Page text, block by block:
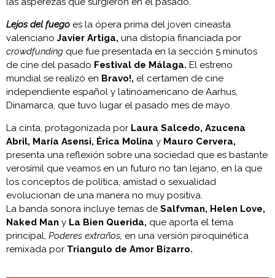
Lejos del fuego es la ópera prima del joven cineasta
valenciano Javier Artiga, una distopía financiada por
crowdfunding que fue presentada en la sección 5 minutos
de cine del pasado Festival de Málaga. El estreno
mundial se realizó en Bravo!, el certamen de cine
independiente español y latinoamericano de Aarhus,
Dinamarca, que tuvo lugar el pasado mes de mayo.
La cinta, protagonizada por Laura Salcedo, Azucena
Abril, María Asensi, Érica Molina y Mauro Cervera,
presenta una reflexión sobre una sociedad que es bastante
verosímil que veamos en un futuro no tan lejano, en la que
los conceptos de política, amistad o sexualidad
evolucionan de una manera no muy positiva.
La banda sonora incluye temas de Salfvman, Helen Love,
Naked Man y La Bien Querida, que aporta el tema
principal, Poderes extraños, en una versión piroquinética
remixada por Triangulo de Amor Bizarro.